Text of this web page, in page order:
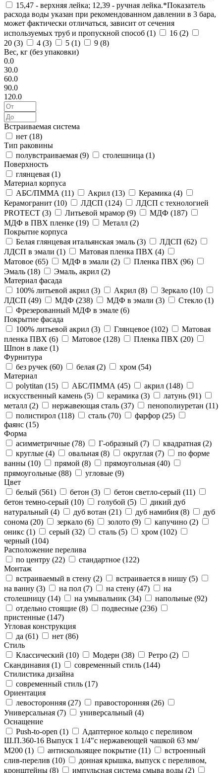
15,47 - верхняя лейка; 12,39 - ручная лейка.*Показатель
расхода воды указан при рекомендованном давлении в 3 бара,
может фактически отличаться, зависит от сечения
используемых труб и пропускной способ (1) 16 (2)
20 (3) 4 (3) 5 (1) 9 (8)
Вес, кг (без упаковки)
0.0
30.0
60.0
90.0
120.0
Встраиваемая система
нет (18)
Тип раковины
полувстраиваемая (9) столешница (1)
Поверхность
глянцевая (1)
Материал корпуса
АБС/ПММА (11) Акрил (13) Керамика (4)
Керамогранит (10) ЛДСП (124)
ЛДСП с технологией
PROTECT (3) Литьевой мрамор (9) МДФ (187)
МДФ в ПВХ пленке (19) Металл (2)
Покрытие корпуса
Белая глянцевая итальянская эмаль (3) ЛДСП (62)
ЛДСП в эмали (1) Матовая пленка ПВХ (4)
Матовое (65) МДФ в эмали (2) Пленка ПВХ (96)
Эмаль (18) Эмаль, акрил (2)
Материал фасада
100% литьевой акрил (3) Акрил (8) Зеркало (10)
ЛДСП (49) МДФ (238) МДФ в эмали (3) Стекло (1)
Фрезерованный МДФ в эмале (6)
Покрытие фасада
100% литьевой акрил (3) Глянцевое (102)
Матовая
пленка ПВХ (6) Матовое (128) Пленка ПВХ (20)
Шпон в лаке (1)
Фурнитура
без ручек (60) белая (2) хром (54)
Материал
polytitan (15) АБС/ПММА (45) акрил (148)
искусственный камень (5) керамика (3) латунь (91)
металл (2) нержавеющая сталь (37) пенополиуретан (11)
полистирол (118) сталь (70) фарфор (25)
фаянс (15)
Форма
асимметричные (78) Г-образный (7) квадратная (2)
круглые (4) овальная (8) округлая (7)
по форме
ванны (10) прямой (8) прямоугольная (40)
прямоугольные (88) угловые (9)
Цвет
белый (561) бетон (3) бетон светло-серый (11)
бетон темно-серый (10) голубой (5)
дикий дуб
натуральный (4) дуб вотан (21) дуб намибия (8)
дуб
сонома (20) зеркало (6) золото (9) капучино (2)
оникс (1) серый (32) сталь (5) хром (102)
черный (104)
Расположение перелива
по центру (22) стандартное (122)
Монтаж
встраиваемый в стену (2) встраивается в нишу (5)
на ванну (3) на пол (7) на стену (47)
на
столешницу (14) на умывальник (34) напольные (92)
отдельно стоящие (8) подвесные (236)
пристенные (147)
Угловая конструкция
да (61) нет (86)
Стиль
Классический (10) Модерн (38) Ретро (2)
Скандинавия (1) современный стиль (144)
Стилистика дизайна
современный стиль (17)
Ориентация
левосторонняя (27) правосторонняя (26)
Универсальная (7) универсальный (4)
Оснащение
Push-to-open (1)
Адаптерное кольцо с переливом
Ш.П.360-16 Выпуск 1 1/4"с нержавеющей чашкой 63 мм/
М200 (1) антискользящее покрытие (11)
встроенный
слив-перелив (10)
донная крышка, выпуск с переливом,
кронштейны (8) импульсная система смыва воды (2)